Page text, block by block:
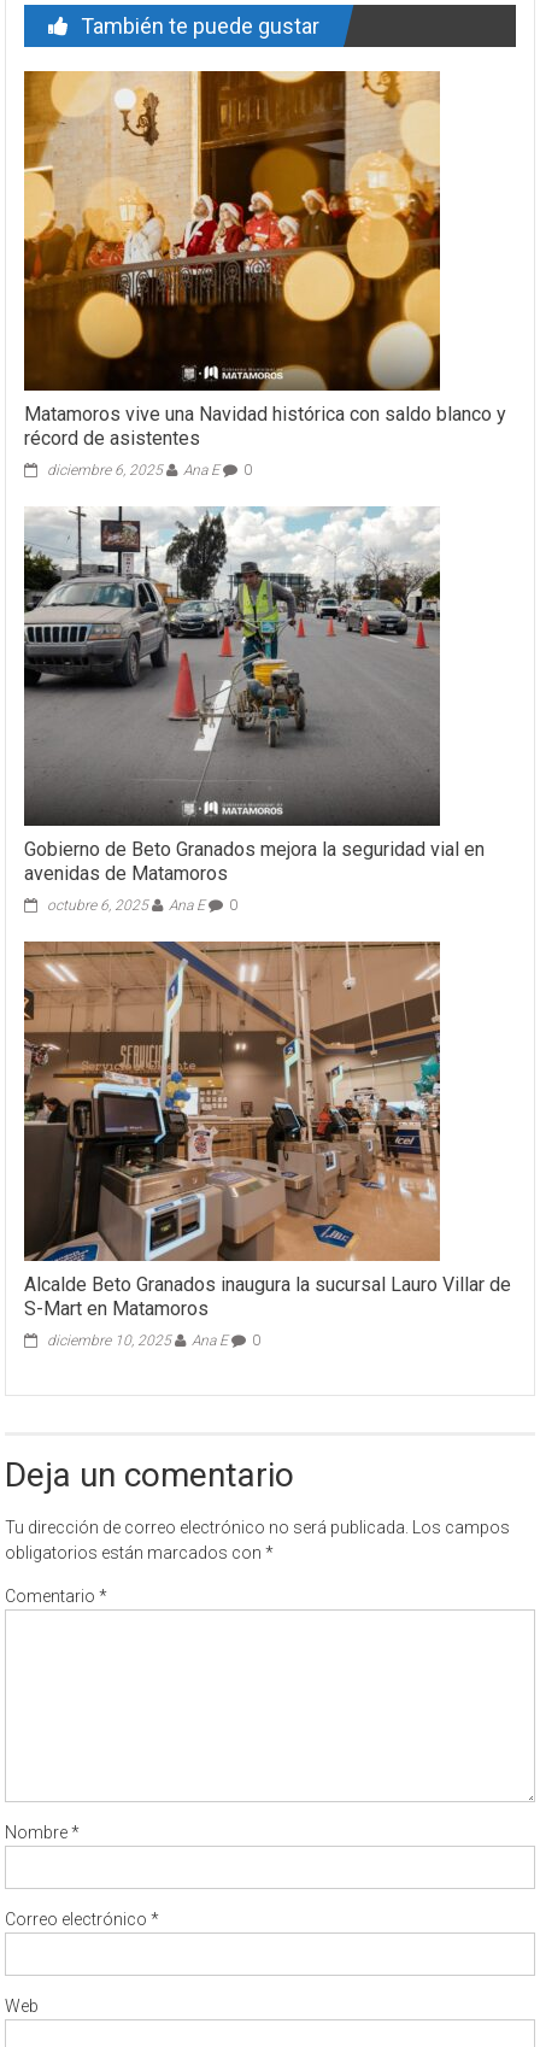
También te puede gustar
Matamoros vive una Navidad histórica con saldo blanco y
récord de asistentes
diciembre 6, 2025 Ana E 0
Gobierno de Beto Granados mejora la seguridad vial en
avenidas de Matamoros
octubre 6, 2025 Ana E 0
Alcalde Beto Granados inaugura la sucursal Lauro Villar de
S-Mart en Matamoros
diciembre 10, 2025 Ana E 0
Deja un comentario
Tu dirección de correo electrónico no será publicada.
Los campos
obligatorios están marcados con*
Comentario*
Nombre*
Correo electrónico*
Web